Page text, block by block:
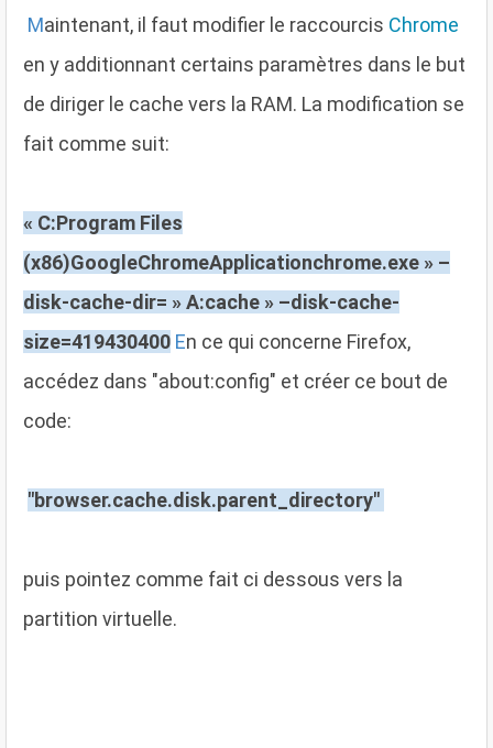
Maintenant, il faut modifier le raccourcis Chrome
en y additionnant certains paramètres dans le but
de diriger le cache vers la RAM. La modification se
fait comme suit:
« C:Program Files
(x86)GoogleChromeApplicationchrome.exe » –
disk-cache-dir= » A:cache » –disk-cache-
size=419430400 En ce qui concerne Firefox,
accédez dans "about:config" et créer ce bout de
code:
"browser.cache.disk.parent_directory"
puis pointez comme fait ci dessous vers la
partition virtuelle.